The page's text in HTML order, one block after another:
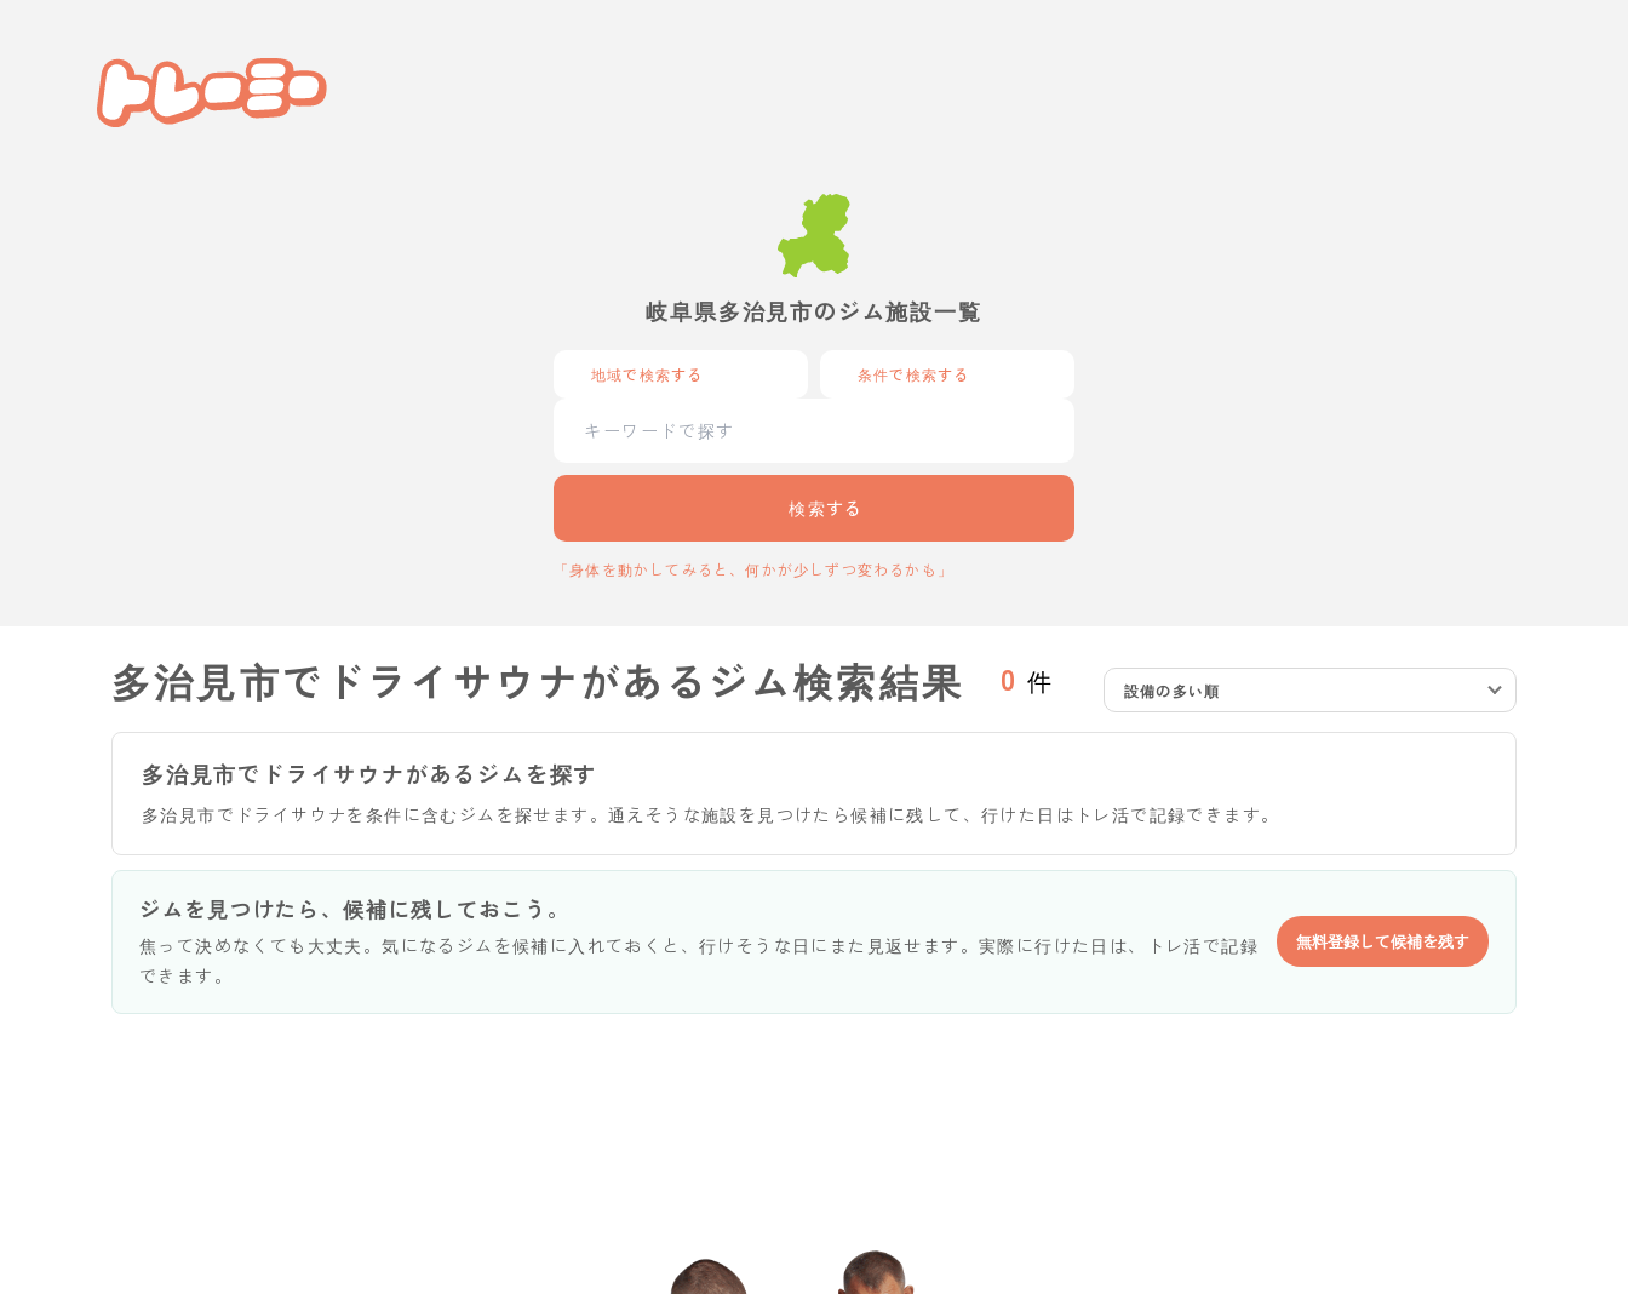
岐阜県多治見市のジム施設一覧
地域で検索する 条件で検索する
検索する
「身体を動かしてみると、何かが少しずつ変わるかも」
多治見市でドライサウナがあるジム検索結果 0 件 設備の多い順
多治見市でドライサウナがあるジムを探す
多治見市でドライサウナを条件に含むジムを探せます。通えそうな施設を見つけたら候補に残して、行けた日はトレ活で記録できます。
ジムを見つけたら、候補に残しておこう。
焦って決めなくても大丈夫。気になるジムを候補に入れておくと、行けそうな日にまた見返せます。実際に行けた日は、トレ活で記録
できます。
無料登録して候補を残す